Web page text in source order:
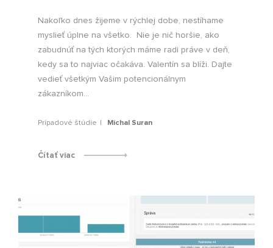
Nakoľko dnes žijeme v rýchlej dobe, nestíhame
myslieť úplne na všetko. Nie je nič horšie, ako
zabudnúť na tých ktorých máme radi práve v deň,
kedy sa to najviac očakáva. Valentín sa blíži. Dajte
vedieť všetkým Vašim potencionálnym
zákazníkom...
Prípadové štúdie Michal Suran
Čítať viac